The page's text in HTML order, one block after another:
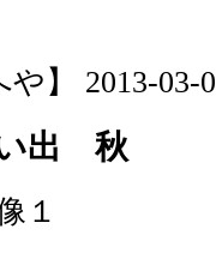
や】 2013-03-
い出 秋